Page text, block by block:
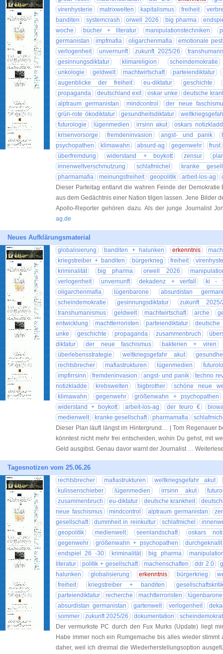
virenhysterie
matrixwelten kapitalismus freiheit
banditen
systemcrash orwell 2026 big pharma
woche
bücher + literatur manipulationstechniken
germanistan
impfmafia oligarchenmafia
emotionale pest
verlogenheit
unvernunft zukunft 2025/26
gesinnungsdiktatur
klimareligion
scheindemokratie
unkologie
geldwelt machtwirtschaft parteiendiktatur
augenblicke der freiheit
eu-diktatur
geschichte
propaganda
deutschland exit oskar unke
deutsche
alptraum germanistan
mindcontrol
der neue
grün-rote ökodiktatur
gesundheitsdiktatur
futurologie
lügenmedien irrsinn akut
oskars
krisenvorsorge
fremdeninvasion angst- und panik
psychopathen
klimawahn absurd-ag gegenwehr
frust
überfremdung
widerstand + boykott zensur
innenweltverschmutzung
schlafmichel
kranke
pharmamafia
meinungsfreiheit geopolitik arbeit-los-ag
Dieser Parteitag entlarvt die wahren Feinde der
aus dem Gedächtnis einer Nation tilgen lassen. Jene Bilder
Apollo-Reporter gehören dazu. Als der junge Journalist
ag.de
Neues Aufklärungsmaterial
globalisierung banditen + halunken erkenntnis
kriegstreiber + banditen
bürgerkrieg freiheit
kriminalität
big pharma orwell 2026
verlogenheit
unvernunft dekadenz + verfall
ki -
oligarchenmafia
lügenbarone
absurdistan
scheindemokratie
gesinnungsdiktatur
zukunft 2025/
transhumanismus
geldwelt machtwirtschaft arche
entwicklung
machtterroristen parteiendiktatur
deutsche
unke
geschichte propaganda zusammenbruch
diktatur
der neue faschismus
bakterien + viren
überlebensstrategie
weltkriegsgefahr akut
rechtsbrecher
mafiastrukturen lügenmedien
impfirrsinn
fremdeninvasion angst- und panik
techno
notizkladde
krebswelten bigbrother
schöne neue
klimawahn
gegenwehr
größenwahn + psychopathen
widerstand + boykott
arbeit-los-ag der teuro €
medienwelt
kranke gesellschaft pharmamafia
Dieser Plan läuft längst im Hintergrund… | Tom Regenauer
könntest nicht mehr frei entscheiden, wohin Du gehst, mit
Geld ausgibst. Genau davor warnt der Journalist …
Tagesnotizen vom 25.06.26
rechtsbrecher mafiastrukturen
weltkriegsgefahr akut
kulissenschieber
lügenmedien irrsinn akut
zusammenbruch
eu-diktatur deutsche krankheit
neue faschismus
mindcontrol alptraum germanistan
gesellschaft
dummheit in reinkultur schlafmichel
geopolitik
medienwelt seenlandschaft
oskars
gegenwehr
größenwahn + psychopathen
durchgeknallt
endspiel 26 -30
kriminalität big pharma
literatur
politik + gesellschaft machenschaften ddr 2.0
halunken
globalisierung erkenntnis bürgerkrieg
freiheit
kriegstreiber + banditen
parteiendiktatur
recherche machtterroristen
lügenbarone
absurdistan germanistan
gartenwelt verlogenheit
sommer
zukunft 2025/26 dokumentation
Der vermurkste PC durch den Fux Murks (Update) liegt
Habe immer noch ein Rumgemache bis alles wieder
daher, weil ich dreimal die Wiederherstellungsoption